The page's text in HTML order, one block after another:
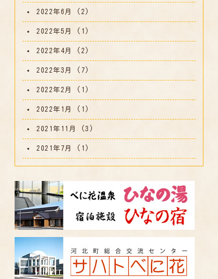
2022年6月 (2)
2022年5月 (1)
2022年4月 (2)
2022年3月 (7)
2022年2月 (1)
2022年1月 (1)
2021年11月 (3)
2021年7月 (1)